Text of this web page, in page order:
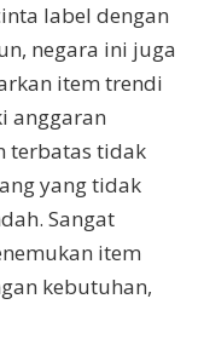
label dengan
negara ini juga
item trendi
anggaran
terbatas tidak
yang tidak
Sangat
item
kebutuhan,